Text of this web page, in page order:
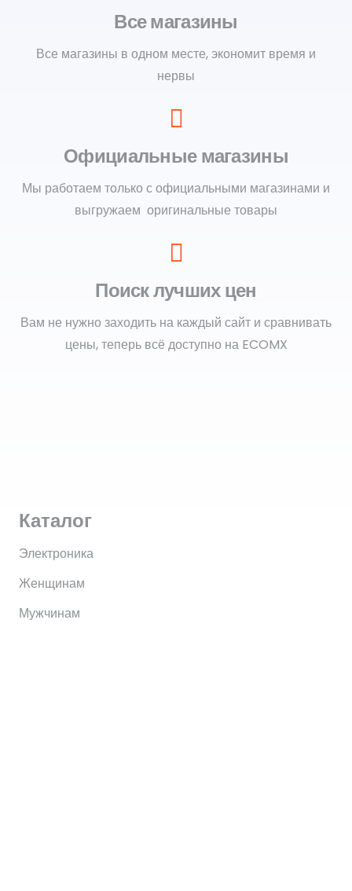
Все магазины
Все магазины в одном месте, экономит время и
нервы
Официальные магазины
Мы работаем только с официальными магазинами и
выгружаем оригинальные товары
Поиск лучших цен
Вам не нужно заходить на каждый сайт и сравнивать
цены, теперь всё доступно на ECOMX
Каталог
Электроника
Женщинам
Мужчинам